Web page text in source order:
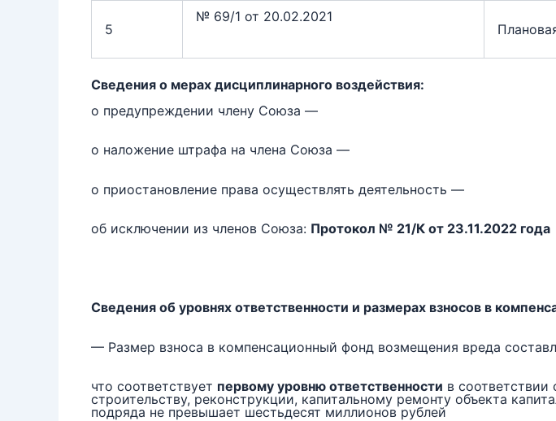
5
№ 69/1 от 20.02.2021
Сведения о мерах дисциплинарного воздействия:
о предупреждении члену Союза —
о наложение штрафа на члена Союза —
о приостановление права осуществлять деятельность —
об исключении из членов Союза: Протокол № 21/К от 23.11.2022 года
Сведения об уровнях ответственности и размерах взносов в
— Размер взноса в компенсационный фонд возмещения вреда
что соответствует первому уровню ответственности в
строительству, реконструкции, капитальному ремонту объекта
подряда не превышает шестьдесят миллионов рублей